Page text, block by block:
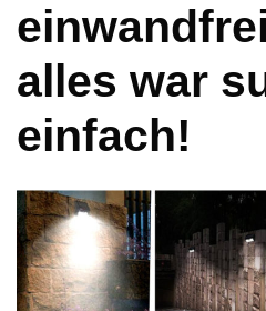
alles war
einfach!